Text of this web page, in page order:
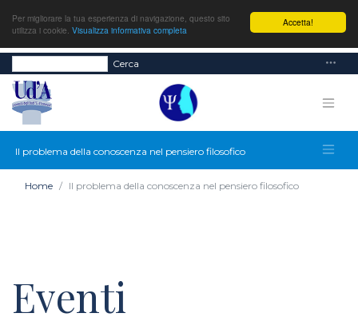
Accetta!
Per migliorare la tua esperienza di navigazione, questo sito
utilizza i cookie. Visualizza informativa completa
Cerca
Il problema della conoscenza nel pensiero filosofico
Home Il problema della conoscenza nel pensiero filosofico
Eventi